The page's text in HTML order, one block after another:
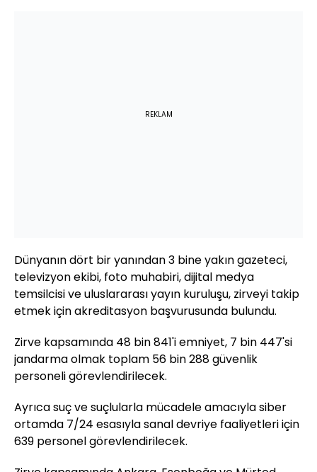
REKLAM
Dünyanın dört bir yanından 3 bine yakın gazeteci,
televizyon ekibi, foto muhabiri, dijital medya
temsilcisi ve uluslararası yayın kuruluşu, zirveyi takip
etmek için akreditasyon başvurusunda bulundu.
Zirve kapsamında 48 bin 841'i emniyet, 7 bin 447'si
jandarma olmak toplam 56 bin 288 güvenlik
personeli görevlendirilecek.
Ayrıca suç ve suçlularla mücadele amacıyla siber
ortamda 7/24 esasıyla sanal devriye faaliyetleri için
639 personel görevlendirilecek.